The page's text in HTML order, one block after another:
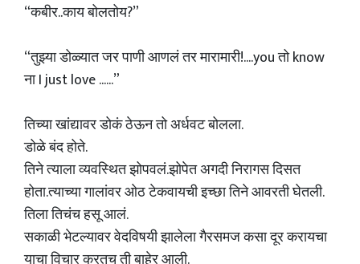
“कबीर..काय बोलतोय?”
“तुझ्या डोळ्यात जर पाणी आणलं तर मारामारी!....you तो know
ना I just love ......”
तिच्या खांद्यावर डोकं ठेऊन तो अर्धवट बोलला.
डोळे बंद होते.
तिने त्याला व्यवस्थित झोपवलं.झोपेत अगदी निरागस दिसत
होता.त्याच्या गालांवर ओठ टेकवायची इच्छा तिने आवरती घेतली.
तिला तिचंच हसू आलं.
सकाळी भेटल्यावर वेदविषयी झालेला गैरसमज कसा दूर करायचा